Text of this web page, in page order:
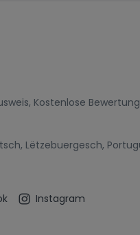
, Kostenlose Bewertung
, Lëtzebuergesch,
Instagram